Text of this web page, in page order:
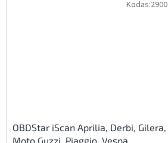
OBDStar iScan Aprilia, Derbi, Gilera,
Moto Guzzi, Piaggio, Vespa
Kodas:2900